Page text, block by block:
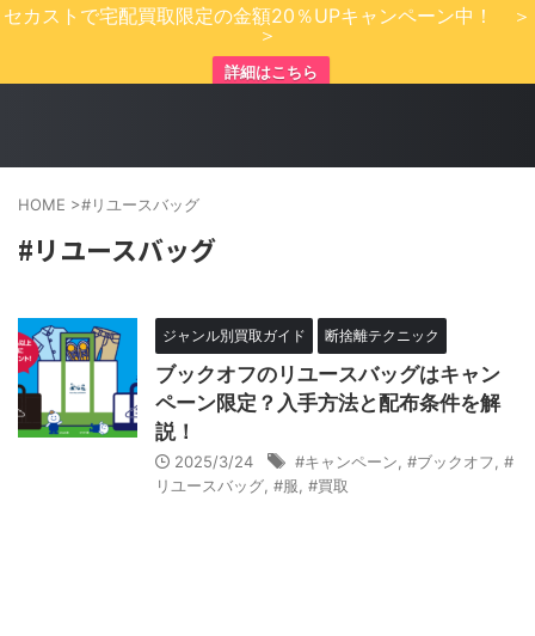
セカストで宅配買取限定の金額20％UPキャンペーン中！ ＞
＞
詳細はこちら
HOME >#リユースバッグ
#リユースバッグ
ジャンル別買取ガイド 断捨離テクニック
ブックオフのリユースバッグはキャン
ペーン限定？入手方法と配布条件を解
説！
2025/3/24 #キャンペーン #ブックオフ #
リユースバッグ #服 #買取